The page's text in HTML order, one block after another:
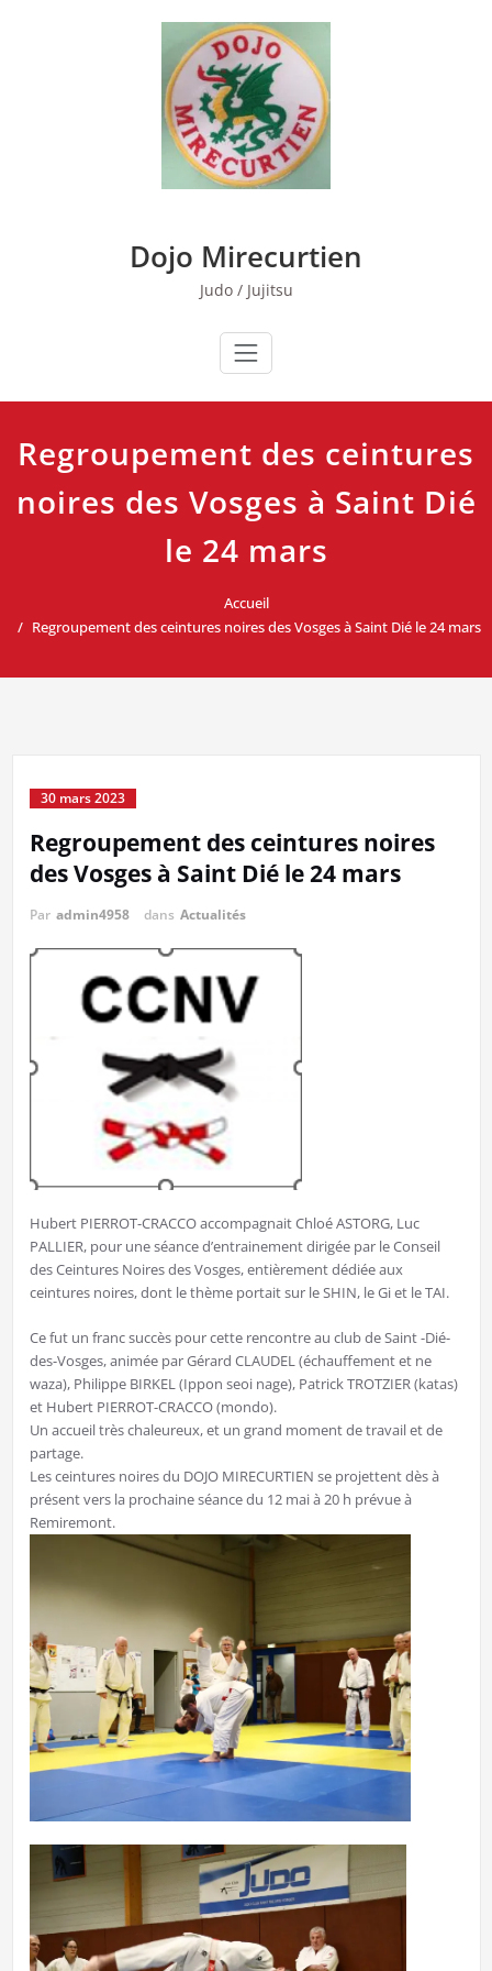
Dojo Mirecurtien
Judo / Jujitsu
Regroupement des ceintures
noires des Vosges à Saint Dié
le 24 mars
Accueil
Regroupement des ceintures noires des Vosges à Saint Dié le 24 mars
30 mars 2023
Regroupement des ceintures noires
des Vosges à Saint Dié le 24 mars
Par admin4958 dans Actualités
Hubert PIERROT-CRACCO accompagnait Chloé ASTORG, Luc
PALLIER, pour une séance d’entrainement dirigée par le Conseil
des Ceintures Noires des Vosges, entièrement dédiée aux
ceintures noires, dont le thème portait sur le SHIN, le Gi et le TAI.
Ce fut un franc succès pour cette rencontre au club de Saint -Dié-
des-Vosges, animée par Gérard CLAUDEL (échauffement et ne
waza), Philippe BIRKEL (Ippon seoi nage), Patrick TROTZIER (katas)
et Hubert PIERROT-CRACCO (mondo).
Un accueil très chaleureux, et un grand moment de travail et de
partage.
Les ceintures noires du DOJO MIRECURTIEN se projettent dès à
présent vers la prochaine séance du 12 mai à 20 h prévue à
Remiremont.